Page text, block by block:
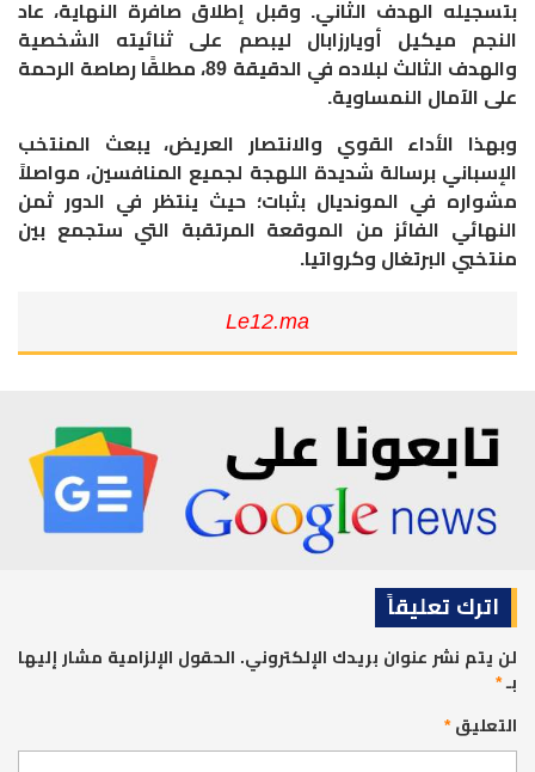
بتسجيله الهدف الثاني. وقبل إطلاق صافرة النهاية، عاد
النجم ميكيل أويارزابال ليبصم على ثنائيته الشخصية
والهدف الثالث لبلاده في الدقيقة 89، مطلقًا رصاصة الرحمة
على الآمال النمساوية.
و​بهذا الأداء القوي والانتصار العريض، يبعث المنتخب
الإسباني برسالة شديدة اللهجة لجميع المنافسين، مواصلاً
مشواره في المونديال بثبات؛ حيث ينتظر في الدور ثمن
النهائي الفائز من الموقعة المرتقبة التي ستجمع بين
منتخبي البرتغال وكرواتيا.
Le12.ma
اترك تعليقاً
لن يتم نشر عنوان بريدك الإلكتروني. الحقول الإلزامية مشار إليها
بـ*
التعليق*